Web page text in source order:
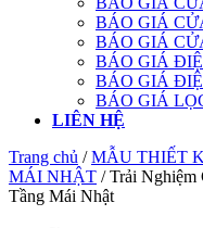
BÁO GIÁ
BÁO GIÁ
BÁO GIÁ
BÁO GIÁ
BÁO GIÁ
LIÊN HỆ
Trang chủ /MẪU THIẾT
MÁI NHẬT / Trải Nghiệm
Tầng Mái Nhật